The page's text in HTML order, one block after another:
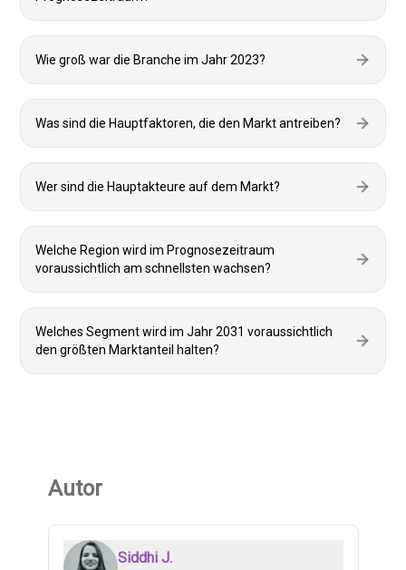
Wie groß war die Branche im Jahr 2023?
Was sind die Hauptfaktoren, die den Markt antreiben?
Wer sind die Hauptakteure auf dem Markt?
Welche Region wird im Prognosezeitraum
voraussichtlich am schnellsten wachsen?
Welches Segment wird im Jahr 2031 voraussichtlich
den größten Marktanteil halten?
Autor
Siddhi J.